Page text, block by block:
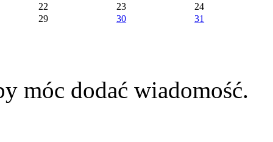
22
23
24
29
30 31
móc dodać wiadomość.